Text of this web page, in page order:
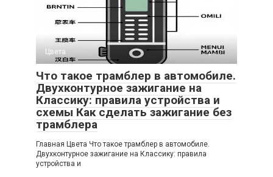
Цвета 0
Что такое трамблер в автомобиле.
Двухконтурное зажигание на
Классику: правила устройства и
схемы Как сделать зажигание без
трамблера
Главная Цвета Что такое трамблер в автомобиле.
Двухконтурное зажигание на Классику: правила
устройства и